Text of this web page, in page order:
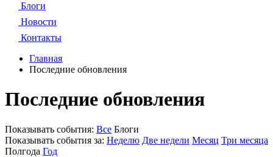
Блоги
Новости
Контакты
Главная
Последние обновления
Последние обновления
Показывать события: Все Блоги
Показывать события за: Неделю Две недели Месяц Три месяца
Полгода Год